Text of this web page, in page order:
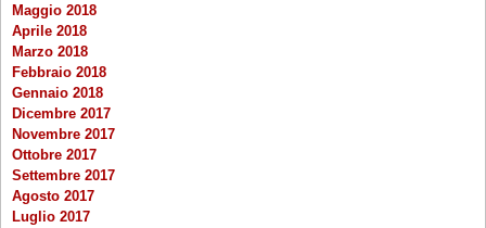
Maggio 2018
Aprile 2018
Marzo 2018
Febbraio 2018
Gennaio 2018
Dicembre 2017
Novembre 2017
Ottobre 2017
Settembre 2017
Agosto 2017
Luglio 2017